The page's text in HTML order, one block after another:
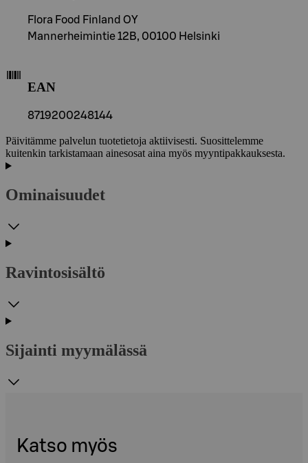
Flora Food Finland OY
Mannerheimintie 12B, 00100 Helsinki
EAN
8719200248144
Päivitämme palvelun tuotetietoja aktiivisesti. Suosittelemme
kuitenkin tarkistamaan ainesosat aina myös myyntipakkauksesta.
Ominaisuudet
Ravintosisältö
Sijainti myymälässä
Katso myös